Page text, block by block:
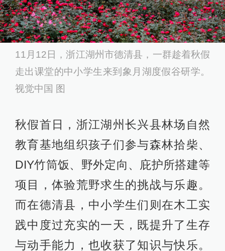
11月12日，浙江湖州市德清县，一群趁着秋假
走出课堂的中小学生来到象月湖度假谷研学。
视觉中国 图
秋假首日，浙江湖州长兴县林场自然
教育基地组织孩子们参与森林拾柴、
DIY竹筒饭、野外定向、庇护所搭建等
项目，体验荒野求生的挑战与乐趣。
而在德清县，中小学生们则在木工实
践中度过充实的一天，既提升了生存
与动手能力，也收获了知识与快乐。